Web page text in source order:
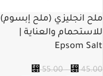
ملح انجليزي (ملح إبسوم)
للاستحمام والعناية |
Epsom Salt
⃁45.00
–
⃁55.00